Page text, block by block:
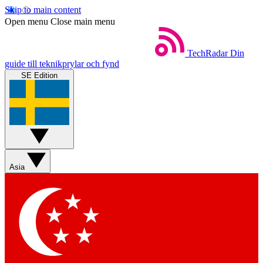
Skip to main content
Open menu Close main menu
TechRadar Din
guide till teknikprylar och fynd
SE Edition
Asia